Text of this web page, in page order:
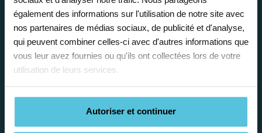
également des informations sur l'utilisation de notre site avec
nos partenaires de médias sociaux, de publicité et d'analyse,
qui peuvent combiner celles-ci avec d'autres informations que
vous leur avez fournies ou qu'ils ont collectées lors de votre
utilisation de leurs services.
Autoriser et continuer
emploi du temps en fonction de votre profil,
vos disponibilités et votre flexibilité.
Déléguez vos tâches